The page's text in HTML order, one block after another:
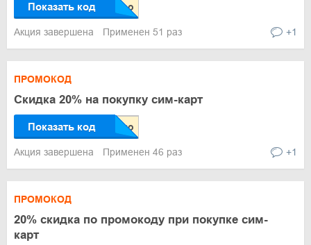
Показать код
Акция завершена Применен 51 раз +1
ПРОМОКОД
Скидка 20% на покупку сим-карт
Показать код
Акция завершена Применен 46 раз +1
ПРОМОКОД
20% скидка по промокоду при покупке сим-
карт